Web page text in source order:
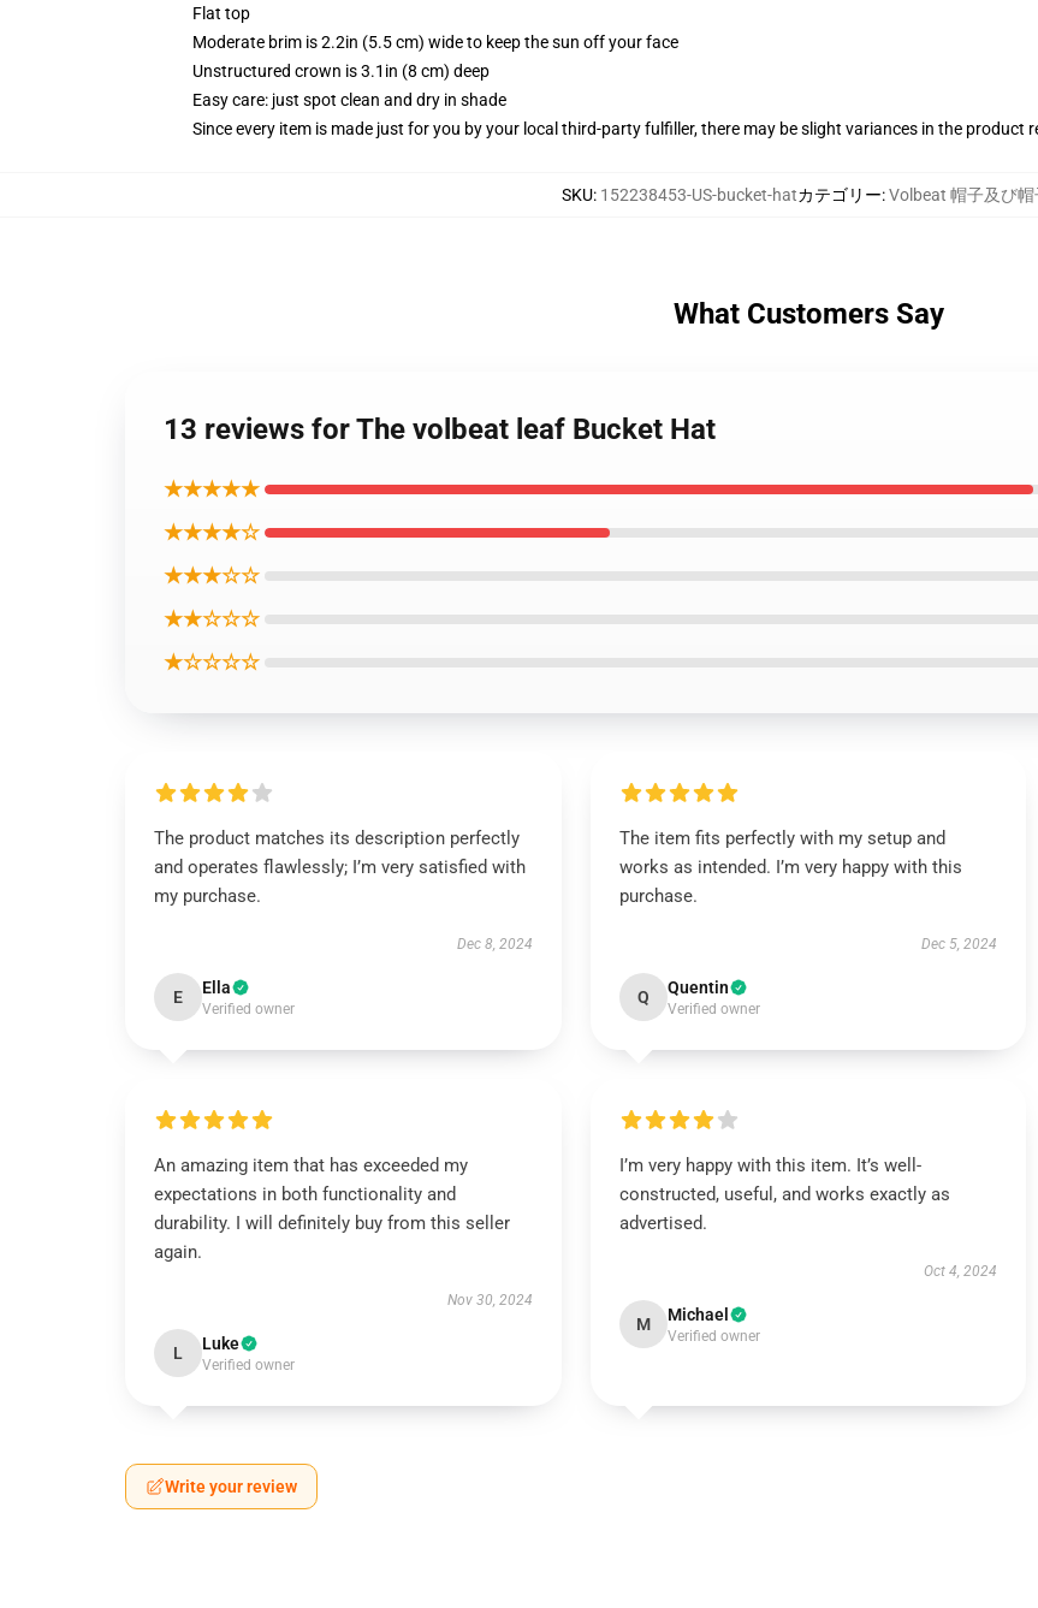
Flat top
Moderate brim is 2.2in (5.5 cm) wide to keep the sun off your face
Unstructured crown is 3.1in (8 cm) deep
Easy care: just spot clean and dry in shade
Since every item is made just for you by your local third-party fulfiller, there may be slight variances in the product
SKU: 152238453-US-bucket-hatカテゴリー:Volbeat 帽子及び帽
What Customers Say
13 reviews for The volbeat leaf Bucket Hat
★★★★★
★★★★☆
★★★☆☆
★★☆☆☆
★☆☆☆☆
The product matches its description perfectly
and operates flawlessly; I’m very satisfied with
my purchase.
Dec 8, 2024
E Ella
Verified owner
The item fits perfectly with my setup and
works as intended. I’m very happy with this
purchase.
Dec 5, 2024
Q Quentin
Verified owner
An amazing item that has exceeded my
expectations in both functionality and
durability. I will definitely buy from this seller
again.
Nov 30, 2024
L Luke
Verified owner
I’m very happy with this item. It’s well-
constructed, useful, and works exactly as
advertised.
Oct 4, 2024
M Michael
Verified owner
Write your review